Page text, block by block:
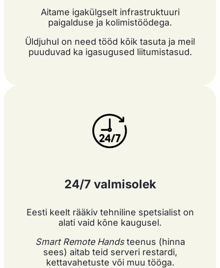
Aitame igakülgselt infrastruktuuri
paigalduse ja kolimistöödega.
Üldjuhul on need tööd kõik tasuta ja meil
puuduvad ka igasugused liitumistasud.
24/7 valmisolek
Eesti keelt rääkiv tehniline spetsialist on
alati vaid kõne kaugusel.
Smart Remote Handsteenus (hinna
sees) aitab teid serveri restardi,
kettavahetuste või muu tööga.